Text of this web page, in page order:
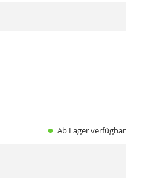
Ab Lager verfügbar